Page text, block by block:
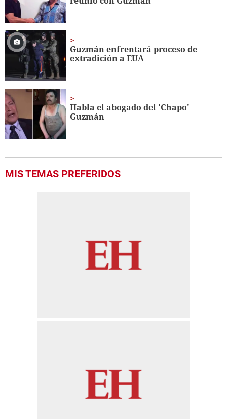
Guzmán enfrentará proceso de
extradición a EUA
Habla el abogado del 'Chapo'
Guzmán
MIS TEMAS PREFERIDOS